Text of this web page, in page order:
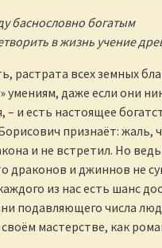
баснословно богатым
в жизнь учение
растрата всех земных
умениям, даже если они
– и есть настоящее
признаёт: жаль,
и не встретил. Но ведь
драконов и джиннов не
из нас есть шанс
подавляющего числа
своём мастерстве, как